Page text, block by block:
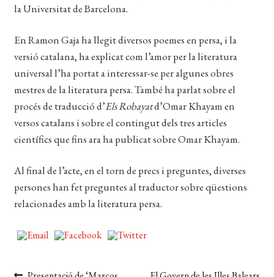
la Universitat de Barcelona.
En Ramon Gaja ha llegit diversos poemes en persa, i la
versió catalana, ha explicat com l’amor per la literatura
universal l’ha portat a interessar-se per algunes obres
mestres de la literatura persa. També ha parlat sobre el
procés de traducció d’Els Robayatd’Omar Khayam en
versos catalans i sobre el contingut dels tres articles
científics que fins ara ha publicat sobre Omar Khayam.
Al final de l’acte, en el torn de precs i preguntes, diverses
persones han fet preguntes al traductor sobre qüestions
relacionades amb la literatura persa.